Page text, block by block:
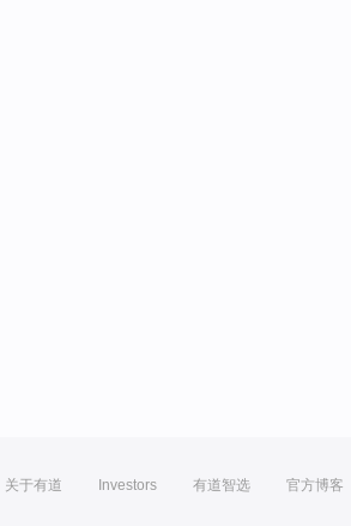
关于有道 Investors 有道智选 官方博客